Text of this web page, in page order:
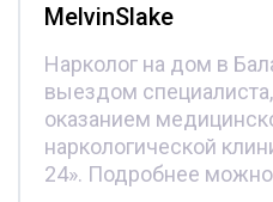
MelvinSlake
Нарколог на дом в
выездом
оказанием
наркологической
24». Подробнее можно